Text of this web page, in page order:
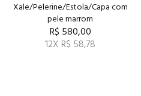
Xale/Pelerine/Estola/Capa com
pele marrom
R$ 580,00
12X R$ 58,78